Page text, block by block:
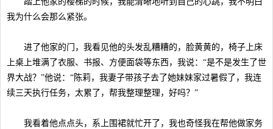
我为什么会那么紧张。
进了他家的门，我看见他的头发乱糟糟的，脸黄黄的，椅子上床
上桌上堆满了衣服、书报、方便面袋等东西，我说：“是不是发生了世
界大战？”他说：“陈莉，我妻子带孩子去了她妹妹家过暑假了，我连
续三天执行任务，太累了，帮我整理整理，好吗？”
我看着他点点头，系上围裙就忙开了，我也奇怪我在帮他做家务